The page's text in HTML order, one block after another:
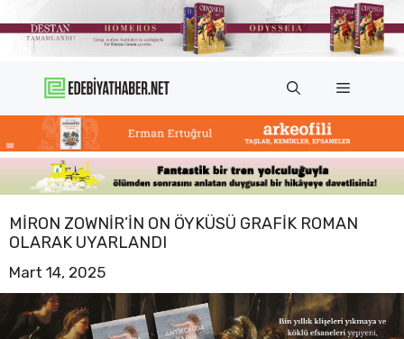
atla
Menü
MIRON ZOWNIR’IN ON ÖYKÜSÜ GRAFIK ROMAN
OLARAK UYARLANDI
Mart 14, 2025